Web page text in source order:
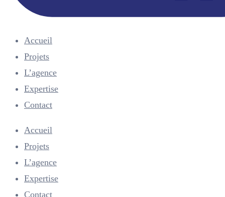
Accueil
Projets
L’agence
Expertise
Contact
Menu Accueil
Projets
L’agence
Expertise
Contact